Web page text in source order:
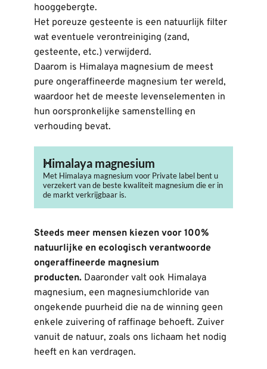
hooggebergte.
Het poreuze gesteente is een natuurlijk filter
wat eventuele verontreiniging (zand,
gesteente, etc.) verwijderd.
Daarom is Himalaya magnesium de meest
pure ongeraffineerde magnesium ter wereld,
waardoor het de meeste levenselementen in
hun oorspronkelijke samenstelling en
verhouding bevat.
Himalaya magnesium
Met Himalaya magnesium voor Private label bent u
verzekert van de beste kwaliteit magnesium die er in
de markt verkrijgbaar is.
Steeds meer mensen kiezen voor 100%
natuurlijke en ecologisch verantwoorde
ongeraffineerde magnesium
producten. Daaronder valt ook Himalaya
magnesium, een magnesiumchloride van
ongekende puurheid die na de winning geen
enkele zuivering of raffinage behoeft. Zuiver
vanuit de natuur, zoals ons lichaam het nodig
heeft en kan verdragen.